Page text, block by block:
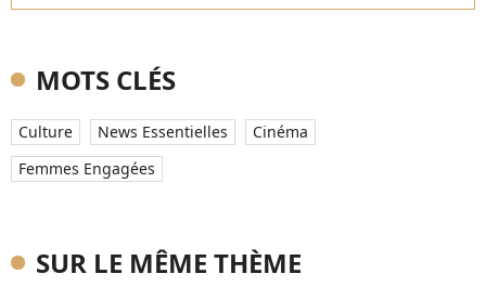
MOTS CLÉS
Culture News Essentielles
Cinéma
Femmes Engagées
SUR LE MÊME THÈME